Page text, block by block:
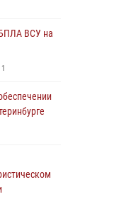
БПЛА ВСУ на
1